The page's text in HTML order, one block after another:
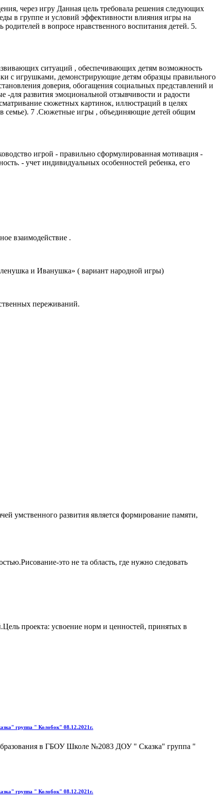
через игру Данная цель требовала решения следующих
в группе и условий эффективности влияния игры на
в вопросе нравственного воспитания детей. 5.
ситуаций , обеспечивающих детям возможность
с игрушками, демонстрирующие детям образцы правильного
доверия, обогащения социальных представлений и
для развития эмоциональной отзывчивости и радости
сюжетных картинок, иллюстраций в целях
семье). 7 .Сюжетные игры , объединяющие детей общим
игрой - правильно сформулированная мотивация -
- учет индивидуальных особенностей ребенка, его
взаимодействие .
и Иванушка» ( вариант народной игры)
переживаний.
умственного развития является формирование памяти,
это не та область, где нужно следовать
проекта: усвоение норм и ценностей, принятых в
группа " Колобок" 08.12.2021г.
в ГБОУ Школе №2083 ДОУ " Сказка" группа "
группа " Колобок" 08.12.2021г.